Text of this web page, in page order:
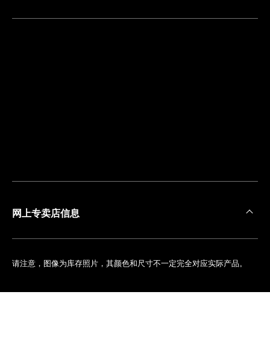
网上专卖店信息
请注意，图像为库存照片，其颜色和尺寸不一定完全对应实际产品。